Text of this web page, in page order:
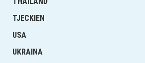
TJECKIEN
USA
UKRAINA